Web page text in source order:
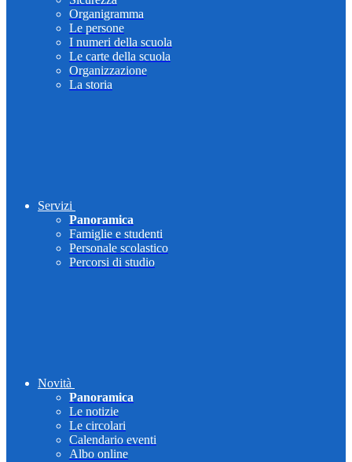
Organigramma
Le persone
I numeri della scuola
Le carte della scuola
Organizzazione
La storia
Servizi
Panoramica
Famiglie e studenti
Personale scolastico
Percorsi di studio
Novità
Panoramica
Le notizie
Le circolari
Calendario eventi
Albo online